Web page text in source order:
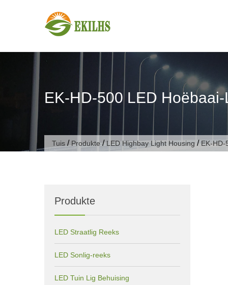
EK-HD-500 LED
Tuis / Produkte/LED Highbay Light Housing / EK-HD-
Produkte
LED Straatlig Reeks
LED Sonlig-reeks
LED Tuin Lig Behuising